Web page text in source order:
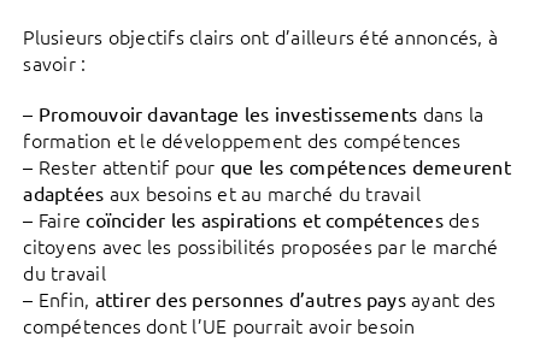
Plusieurs objectifs clairs ont d’ailleurs été annoncés, à
savoir :
– Promouvoir davantage les investissements dans la
formation et le développement des compétences
– Rester attentif pour que les compétences demeurent
adaptées aux besoins et au marché du travail
– Fairecoïncider les aspirations et compétencesdes
citoyens avec les possibilités proposées par le marché
du travail
– Enfin, attirer des personnes d’autres paysayant des
compétences dont l’UE pourrait avoir besoin